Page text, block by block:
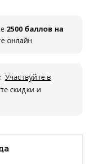
2500 баллов на
онлайн
Участвуйте в
скидки и